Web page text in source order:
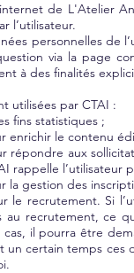
de L'Atelier
l’utilisateur.
personnelles de
via la page
à des finalités
utilisées par CTAI :
fins statistiques ;
enrichir le contenu
répondre aux
rappelle l’utilisateur
la gestion des
le recrutement. Si
au recrutement, ce
cas, il pourra être
un certain temps ces